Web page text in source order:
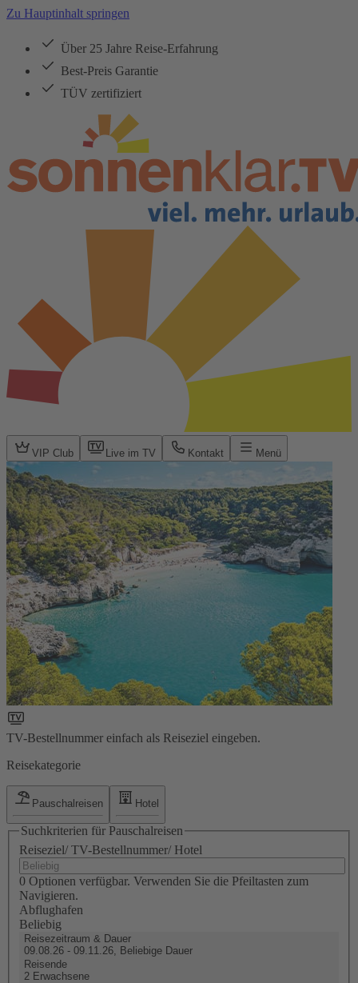
Zu Hauptinhalt springen
Über 25 Jahre Reise-Erfahrung
Best-Preis Garantie
TÜV zertifiziert
VIP Club Live im TV Kontakt Menü
TV-Bestellnummer einfach als Reiseziel eingeben.
Reisekategorie
Pauschalreisen Hotel
Suchkriterien für Pauschalreisen
Reiseziel/ TV-Bestellnummer/ Hotel
0 Optionen verfügbar. Verwenden Sie die Pfeiltasten zum
Navigieren.
Abflughafen
Beliebig
Reisezeitraum & Dauer
09.08.26 - 09.11.26, Beliebige Dauer
Reisende
2 Erwachsene